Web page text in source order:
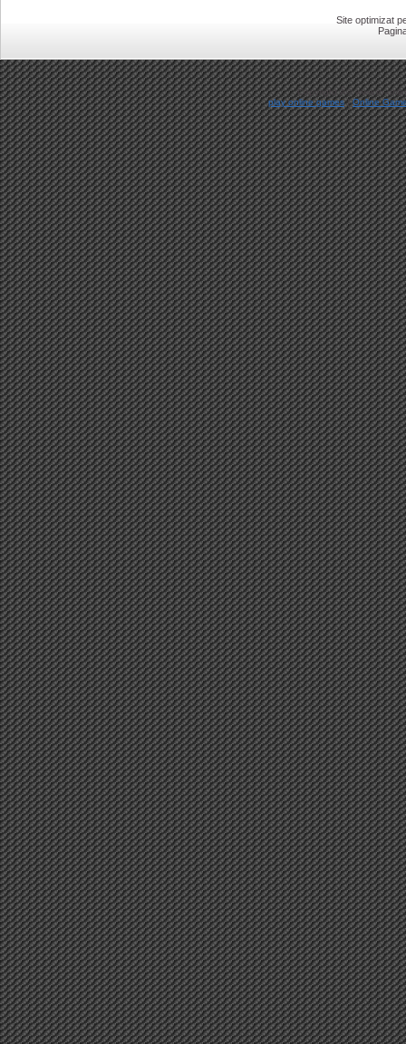
Site optimizat
Copyright Â© www.ro-
play online games|Online